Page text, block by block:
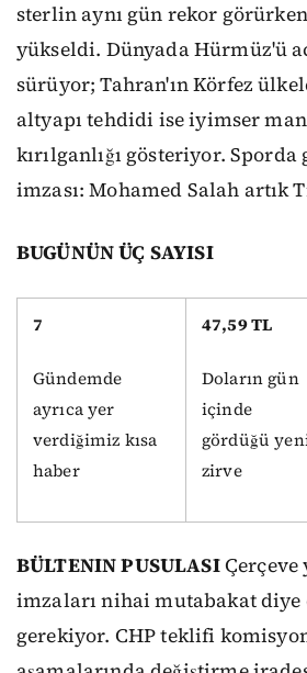
sterlin aynı gün rekor
yükseldi. Dünyada Hürmüz'ü
sürüyor; Tahran'ın Körfez
altyapı tehdidi ise iyimser
kırılganlığı gösteriyor.
imzası: Mohamed Salah artık
BUGÜNÜN ÜÇ SAYISI
7
Gündemde
ayrıca yer
verdiğimiz kısa
haber
47,59 TL
Doların gün
içinde
gördüğü
zirve
BÜLTENIN PUSULASIÇerçeve
imzaları nihai mutabakat
gerekiyor. CHP teklifi